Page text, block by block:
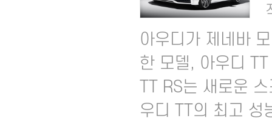
아우디가 제네바
한 모델, 아우디
TT RS는 새로운
우디 TT의 최고 성